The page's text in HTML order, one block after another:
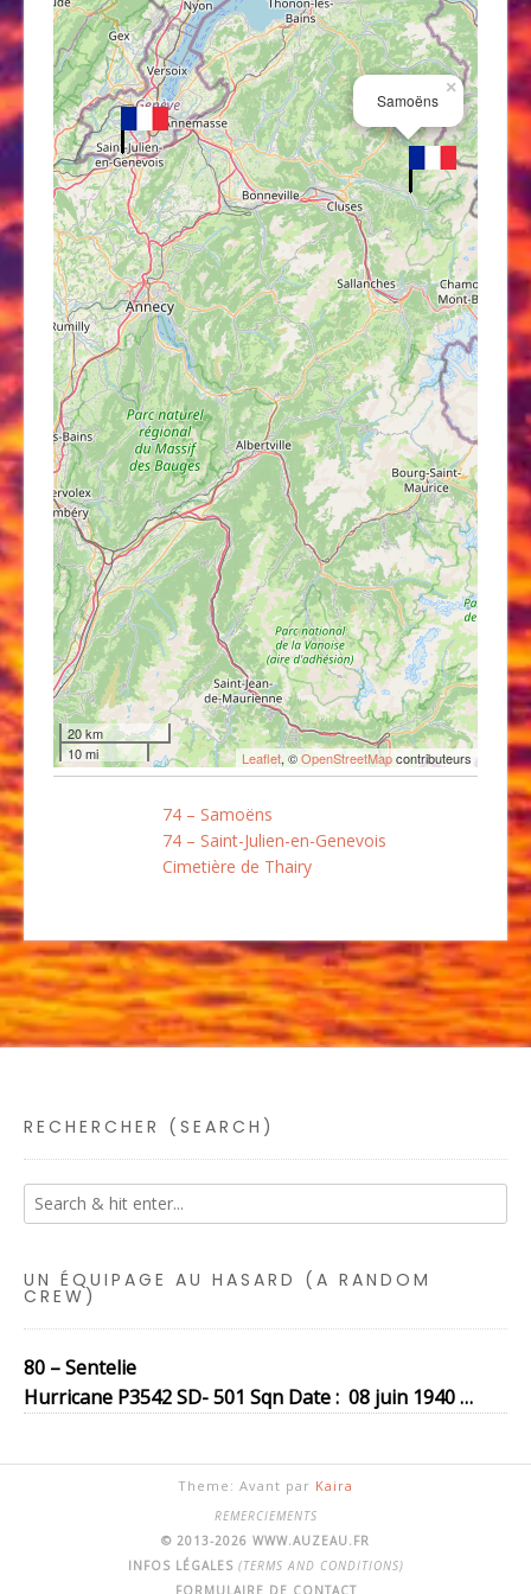
Samoëns
×
20 km
10 mi
Leaflet, ©OpenStreetMapcontributeurs
74 – Samoëns
74 – Saint-Julien-en-Genevois
Cimetière de Thairy
RECHERCHER (SEARCH)
UN ÉQUIPAGE AU HASARD (A RANDOM
CREW)
80 – Sentelie
Hurricane P3542 SD- 501 Sqn Date : 08 juin 1940 …
Theme: Avant par Kaira
REMERCIEMENTS
© 2013-2026 WWW.AUZEAU.FR
INFOS LÉGALES (TERMS AND CONDITIONS)
FORMULAIRE DE CONTACT